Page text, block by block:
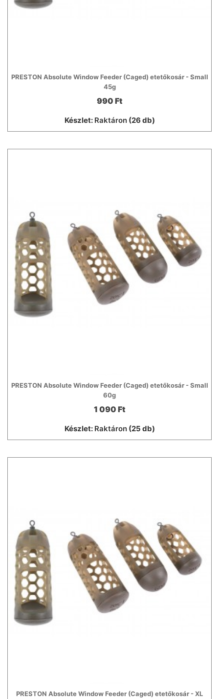
PRESTON Absolute Window Feeder (Caged) etetőkosár - Small
45g
990 Ft
Készlet: Raktáron(26 db)
PRESTON Absolute Window Feeder (Caged) etetőkosár - Small
60g
1 090 Ft
Készlet: Raktáron(25 db)
PRESTON Absolute Window Feeder (Caged) etetőkosár - XL